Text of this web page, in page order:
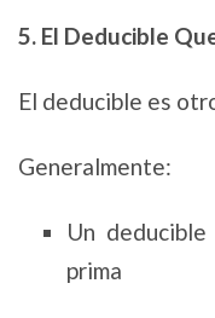
5. El Deducible
El deducible es
Generalmente:
Un
prima